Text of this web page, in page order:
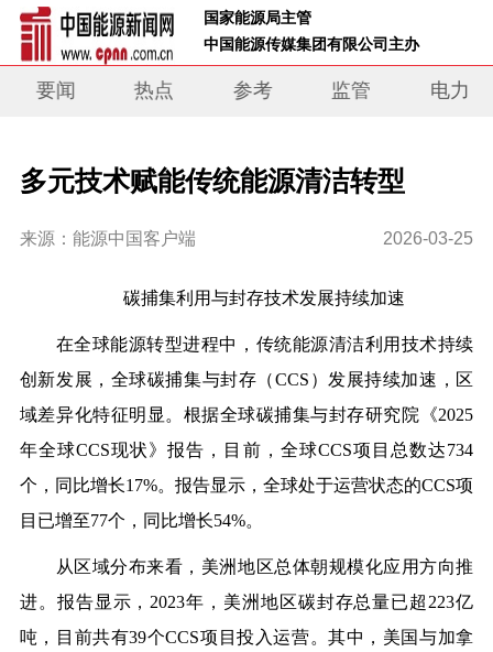
国家能源局主管
中国能源传媒集团有限公司主办
要闻 热点 参考 监管 电力
多元技术赋能传统能源清洁转型
来源：能源中国客户端 2026-03-25
碳捕集利用与封存技术发展持续加速
在全球能源转型进程中，传统能源清洁利用技术持续
创新发展，全球碳捕集与封存（CCS）发展持续加速，区
域差异化特征明显。根据全球碳捕集与封存研究院《2025
年全球CCS现状》报告，目前，全球CCS项目总数达734
个，同比增长17%。报告显示，全球处于运营状态的CCS项
目已增至77个，同比增长54%。
从区域分布来看，美洲地区总体朝规模化应用方向推
进。报告显示，2023年，美洲地区碳封存总量已超223亿
吨，目前共有39个CCS项目投入运营。其中，美国与加拿